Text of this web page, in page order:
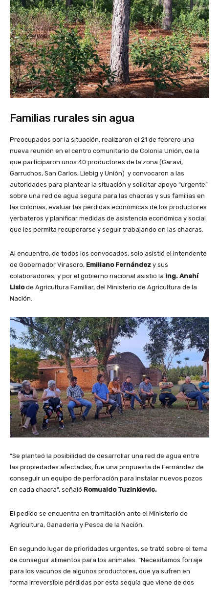
Familias rurales sin agua
Preocupados por la situación, realizaron el 21 de febrero una
nueva reunión en el centro comunitario de Colonia Unión, de la
que participaron unos 40 productores de la zona (Garavi,
Garruchos, San Carlos, Liebig y Unión) y convocaron a las
autoridades para plantear la situación y solicitar apoyo “urgente”
sobre una red de agua segura para las chacras y sus familias en
las colonias, evaluar las pérdidas económicas de los productores
yerbateros y planificar medidas de asistencia económica y social
que les permita recuperarse y seguir trabajando en las chacras.
Al encuentro, de todos los convocados, solo asistió el intendente
de Gobernador Virasoro, Emiliano Fernández y sus
colaboradores; y por el gobierno nacional asistió la ing. Anahí
Lisiode Agricultura Familiar, del Ministerio de Agricultura de la
Nación.
“Se planteó la posibilidad de desarrollar una red de agua entre
las propiedades afectadas, fue una propuesta de Fernández de
conseguir un equipo de perforación para instalar nuevos pozos
en cada chacra”, señaló Romualdo Tuzinkievic.
El pedido se encuentra en tramitación ante el Ministerio de
Agricultura, Ganadería y Pesca de la Nación.
En segundo lugar de prioridades urgentes, se trató sobre el tema
de conseguir alimentos para los animales. “Necesitamos forraje
para los vacunos de algunos productores, que ya sufren en
forma irreversible pérdidas por esta sequía que viene de dos